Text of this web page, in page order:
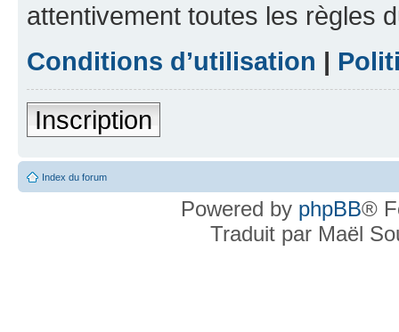
attentivement toutes les règles
Conditions d’utilisation |
Inscription
Index du forum
Powered by phpBB®
Traduit par Maël